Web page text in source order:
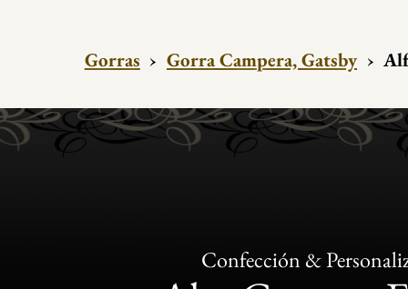
Gorras › Gorra Campera, Gatsby ›
Confección &